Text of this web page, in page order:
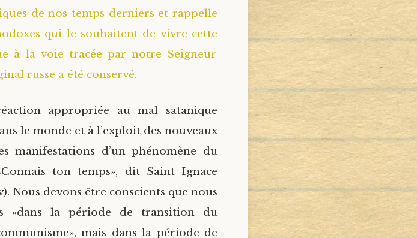
de nos temps derniers et rappelle
qui le souhaitent de vivre cette
à la voie tracée par notre Seigneur
russe a été conservé.
appropriée au mal satanique
le monde et à l’exploit des nouveaux
manifestations d’un phénomène du
ton temps», dit Saint Ignace
Nous devons être conscients que nous
«dans la période de transition du
mais dans la période de